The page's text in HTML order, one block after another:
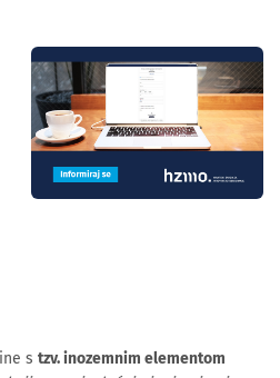
s tzv. inozemnim elementom